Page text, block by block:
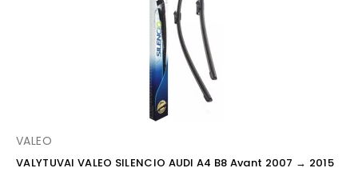
VALEO
VALYTUVAI VALEO SILENCIO AUDI A4 B8 Avant 2007 → 2015